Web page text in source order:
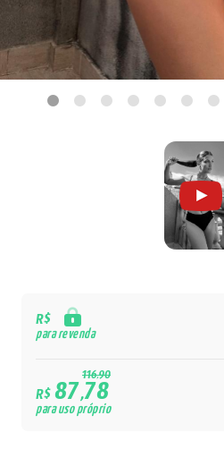
R$
para revenda
116,90
R$87,78
para uso próprio